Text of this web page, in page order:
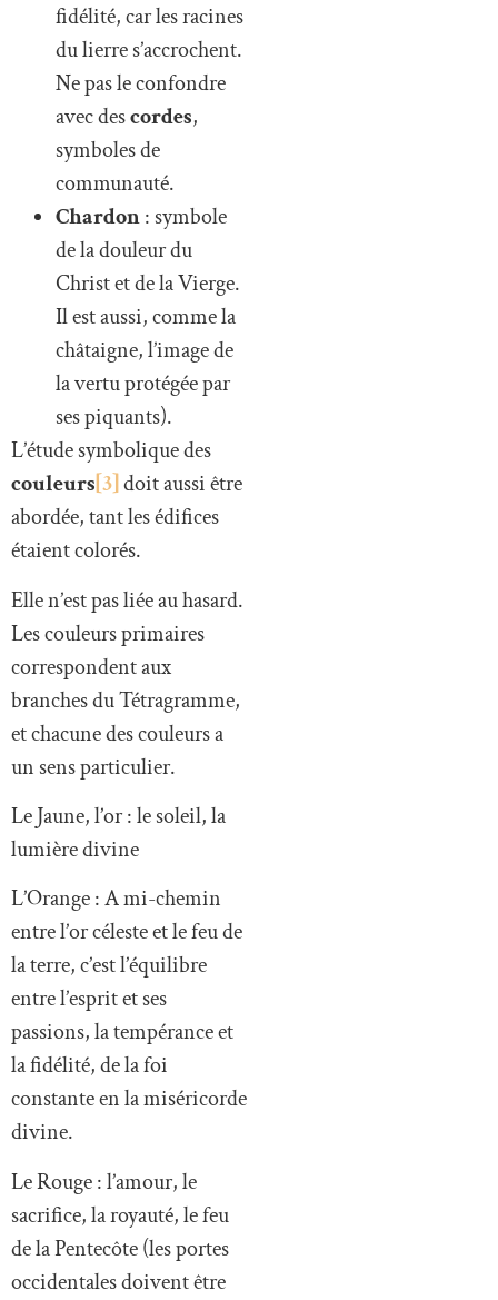
fidélité, car les racines
du lierre s’accrochent.
Ne pas le confondre
avec descordes,
symboles de
communauté.
Chardon: symbole
de la douleur du
Christ et de la Vierge.
Il est aussi, comme la
châtaigne, l’image de
la vertu protégée par
ses piquants).
L’étude symbolique des
couleurs[3] doit aussi être
abordée, tant les édifices
étaient colorés.
Elle n’est pas liée au hasard.
Les couleurs primaires
correspondent aux
branches du Tétragramme,
et chacune des couleurs a
un sens particulier.
Le Jaune, l’or : le soleil, la
lumière divine
L’Orange : A mi-chemin
entre l’or céleste et le feu de
la terre, c’est l’équilibre
entre l’esprit et ses
passions, la tempérance et
la fidélité, de la foi
constante en la miséricorde
divine.
Le Rouge : l’amour, le
sacrifice, la royauté, le feu
de la Pentecôte (les portes
occidentales doivent être